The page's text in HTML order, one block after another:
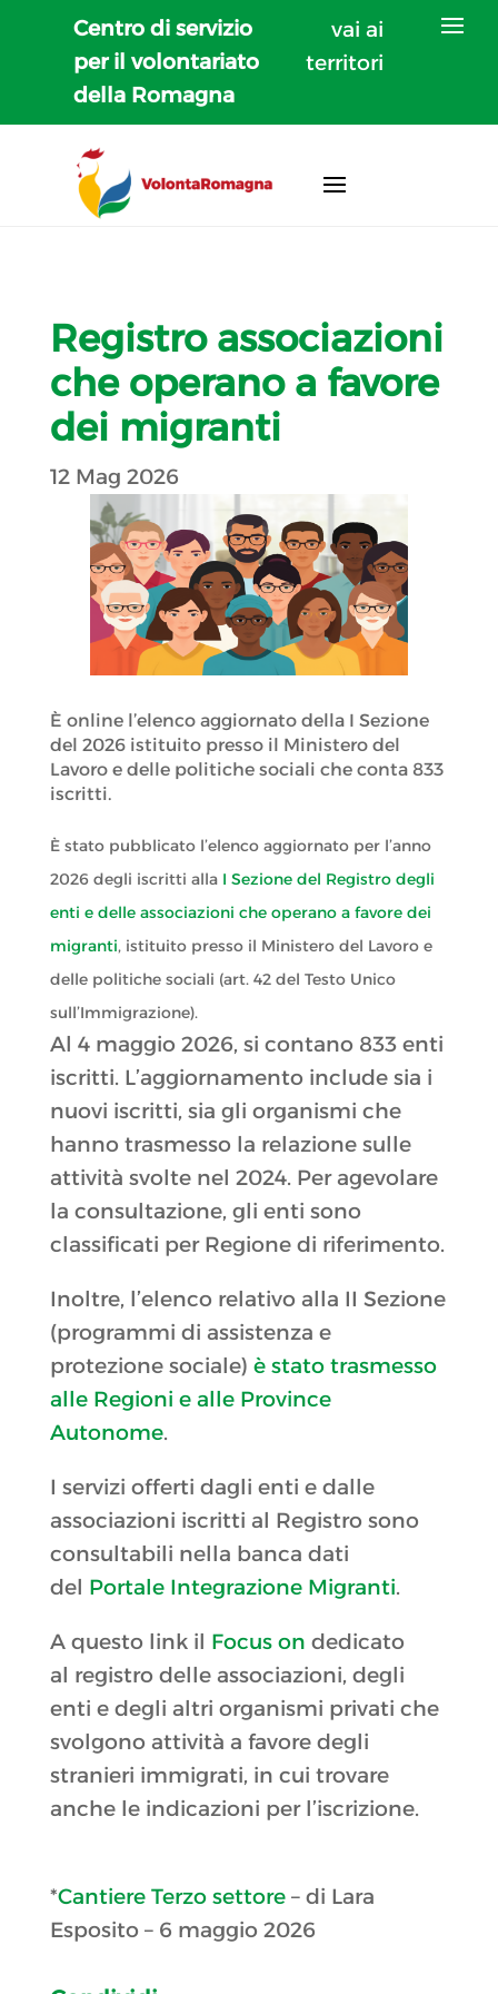
Centro di servizio
per il volontariato
della Romagna
vai ai
territori
Registro associazioni
che operano a favore
dei migranti
12 Mag 2026
È online l’elenco aggiornato della I Sezione
del 2026 istituito presso il Ministero del
Lavoro e delle politiche sociali che conta 833
iscritti.
È stato pubblicato l’elenco aggiornato per l’anno
2026 degli iscritti alla I Sezione del Registro degli
enti e delle associazioni che operano a favore dei
migranti, istituito presso il Ministero del Lavoro e
delle politiche sociali (art. 42 del Testo Unico
sull’Immigrazione).
Al 4 maggio 2026, si contano 833 enti
iscritti. L’aggiornamento include sia i
nuovi iscritti, sia gli organismi che
hanno trasmesso la relazione sulle
attività svolte nel 2024. Per agevolare
la consultazione, gli enti sono
classificati per Regione di riferimento.
Inoltre, l’elenco relativo alla II Sezione
(programmi di assistenza e
protezione sociale) è stato trasmesso
alle Regioni e alle Province
Autonome.
I servizi offerti dagli enti e dalle
associazioni iscritti al Registro sono
consultabili nella banca dati
del Portale Integrazione Migranti.
A questo link il Focus on dedicato
al registro delle associazioni, degli
enti e degli altri organismi privati che
svolgono attività a favore degli
stranieri immigrati, in cui trovare
anche le indicazioni per l’iscrizione.
*Cantiere Terzo settore– di Lara
Esposito – 6 maggio 2026